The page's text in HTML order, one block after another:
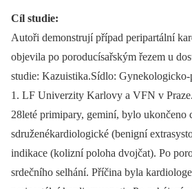
Cíl studie:
Autoři demonstrují případ peripartální
objevila po poroducísařským řezem u
studie: Kazuistika.Sídlo:
1. LF Univerzity Karlovy a VFN v
28leté primipary, geminí, bylo ukončeno
sdruženékardiologické (benigní
indikace (kolizní poloha dvojčat). Po
srdečního selhání. Příčina byla